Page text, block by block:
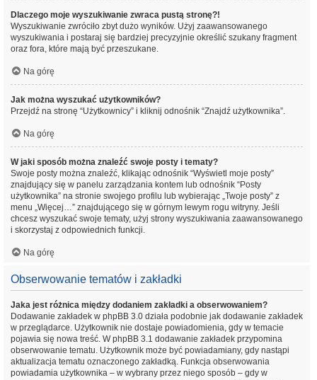
Dlaczego moje wyszukiwanie zwraca pustą stronę?!
Wyszukiwanie zwróciło zbyt dużo wyników. Użyj zaawansowanego
wyszukiwania i postaraj się bardziej precyzyjnie określić szukany fragment
oraz fora, które mają być przeszukane.
Na górę
Jak można wyszukać użytkowników?
Przejdź na stronę “Użytkownicy” i kliknij odnośnik “Znajdź użytkownika”.
Na górę
W jaki sposób można znaleźć swoje posty i tematy?
Swoje posty można znaleźć, klikając odnośnik “Wyświetl moje posty”
znajdujący się w panelu zarządzania kontem lub odnośnik “Posty
użytkownika” na stronie swojego profilu lub wybierając „Twoje posty” z
menu „Więcej…” znajdującego się w górnym lewym rogu witryny. Jeśli
chcesz wyszukać swoje tematy, użyj strony wyszukiwania zaawansowanego
i skorzystaj z odpowiednich funkcji.
Na górę
Obserwowanie tematów i zakładki
Jaka jest różnica między dodaniem zakładki a obserwowaniem?
Dodawanie zakładek w phpBB 3.0 działa podobnie jak dodawanie zakładek
w przeglądarce. Użytkownik nie dostaje powiadomienia, gdy w temacie
pojawia się nowa treść. W phpBB 3.1 dodawanie zakładek przypomina
obserwowanie tematu. Użytkownik może być powiadamiany, gdy nastąpi
aktualizacja tematu oznaczonego zakładką. Funkcja obserwowania
powiadamia użytkownika – w wybrany przez niego sposób – gdy w